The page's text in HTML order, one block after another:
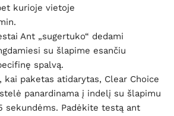
kurioje vietoje
Ant „sugertuko“ dedami
su šlapime esančiu
spalvą.
kai paketas atidarytas, Clear Choice
panardinama į indelį su šlapimu
sekundėms. Padėkite testą ant